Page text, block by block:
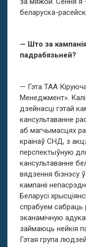
беларуска-
— Што за
падрабязьней?
— Гэта ТАА
Менеджмент».
дзейнасці гэтай
кансультаванне
аб магчымасцях
краінаў СНД, з
перспектыўную
кансультаванне
вядзення бізнэсу
кампаніі
Беларусі
спрабуем
эканамічную
займаюць нейкія
Гэтая група